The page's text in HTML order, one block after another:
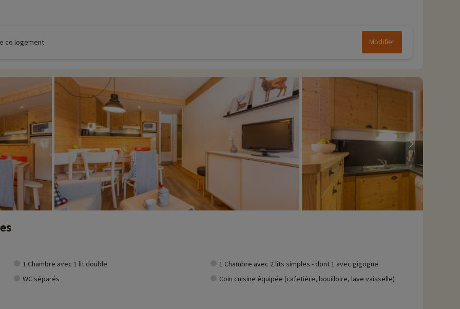
ce logement Modifier
1 Chambre avec 1 lit double
1 Chambre avec 2 lits simples - dont 1 avec gigogne
WC séparés Coin cuisine équipée (cafetière, bouilloire, lave vaisselle)